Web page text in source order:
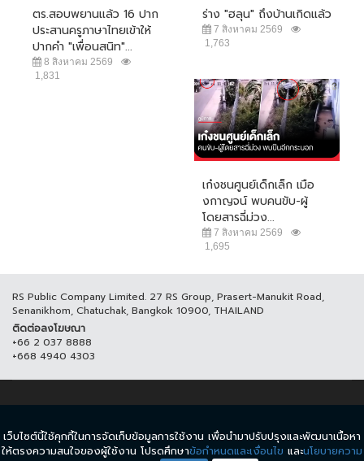
ตร.สอบพยานแล้ว 16 ปาก
ประสานครูภาษาไทยเข้าให้
ปากคำ "เพื่อนสนิท"...
8 สิงหาคม 2569
1,831
ร่าง "ฮลุน" ถึงบ้านเกิดแล้ว
7 สิงหาคม 2569
1,763
เก๋งชนศูนย์เด็กเล็ก เมือ
งกาญจน์ พบคนขับ-ผู้
โดยสารฉี่ม่วง...
7 สิงหาคม 2569
1,695
RS Public Company Limited. 27 RS Group, Prasert-Manukit Road,
Senanikhom, Chatuchak, Bangkok 10900, THAILAND
ติดต่อลงโฆษณา
+66 2 037 8888
+668 4940 4303
© COPYRIGHT 2017 THAICH8.COM, ALL RIGHT RESERVED.
ข้อกำหนดและเงื่อนไข นโยบายความเป็นส่วนตัว
เว็บไซต์นี้ใช้คุกกี้ในการจัดเก็บข้อมูลการใช้งาน เพื่อนำมาปรับปรุงและพัฒนาเนื้อหา
ให้ตรงความสนใจของผู้ใช้งาน โปรดศึกษาข้อกำหนดและเงื่อนไข และนโยบายความ